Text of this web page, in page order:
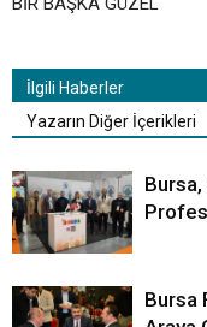
İlgili Haberler
Yazarın Diğer İçerikleri
Bursa